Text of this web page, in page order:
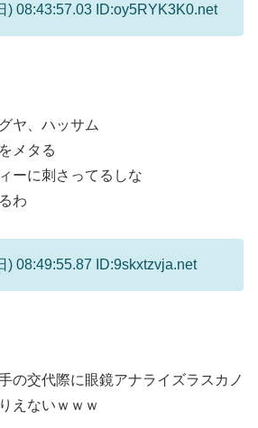
) 08:43:57.03 ID:oy5RYK3K0.net
ヤ、ハッサム
メタる
ーに刺さってるしな
わ
) 08:49:55.87 ID:9skxtzvja.net
の交代際に眼鏡アナライズラスカノ
えないｗｗｗ